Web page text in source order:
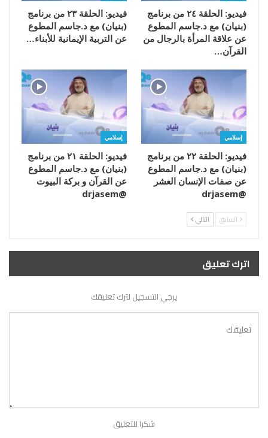
فيديو: الحلقة ٢٤ من برنامج
(بنيان) مع د.جاسم المطوع
عن علاقة المرأة بالرجال من
القرآن…
فيديو: الحلقة ٢٣ من برنامج
(بنيان) مع د.جاسم المطوع
عن التربية الإيمانية للأبناء…
إسلامي
فيديو: الحلقة ٢٢ من برنامج
(بنيان) مع د.جاسم المطوع
عن صفات الإنسان العشر
@drjasem
إسلامي
فيديو: الحلقة ٢١ من برنامج
(بنيان) مع د.جاسم المطوع
عن القرآن و بركة البيوت
@drjasem
السابق التالي
اترك تعليق
يرجي التسجيل لترك تعليقك
شكرا للتعليق